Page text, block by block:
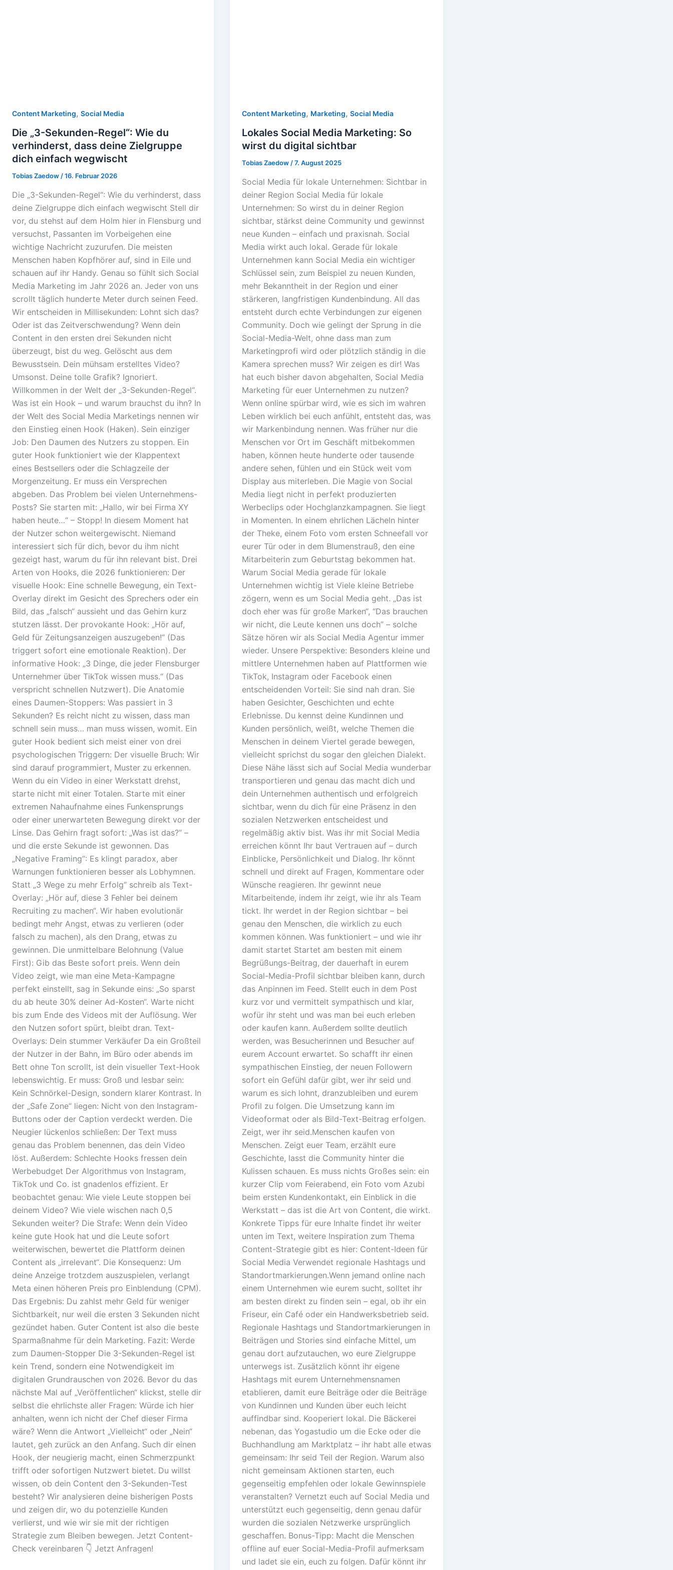
Content Marketing, Social Media
Die „3-Sekunden-Regel“: Wie du
verhinderst, dass deine Zielgruppe
dich einfach wegwischt
Tobias Zaedow/16. Februar 2026
Die „3-Sekunden-Regel“: Wie du verhinderst, dass
deine Zielgruppe dich einfach wegwischt Stell dir
vor, du stehst auf dem Holm hier in Flensburg und
versuchst, Passanten im Vorbeigehen eine
wichtige Nachricht zuzurufen. Die meisten
Menschen haben Kopfhörer auf, sind in Eile und
schauen auf ihr Handy. Genau so fühlt sich Social
Media Marketing im Jahr 2026 an. Jeder von uns
scrollt täglich hunderte Meter durch seinen Feed.
Wir entscheiden in Millisekunden: Lohnt sich das?
Oder ist das Zeitverschwendung? Wenn dein
Content in den ersten drei Sekunden nicht
überzeugt, bist du weg. Gelöscht aus dem
Bewusstsein. Dein mühsam erstelltes Video?
Umsonst. Deine tolle Grafik? Ignoriert.
Willkommen in der Welt der „3-Sekunden-Regel“.
Was ist ein Hook – und warum brauchst du ihn? In
der Welt des Social Media Marketings nennen wir
den Einstieg einen Hook (Haken). Sein einziger
Job: Den Daumen des Nutzers zu stoppen. Ein
guter Hook funktioniert wie der Klappentext
eines Bestsellers oder die Schlagzeile der
Morgenzeitung. Er muss ein Versprechen
abgeben. Das Problem bei vielen Unternehmens-
Posts? Sie starten mit: „Hallo, wir bei Firma XY
haben heute…“ – Stopp! In diesem Moment hat
der Nutzer schon weitergewischt. Niemand
interessiert sich für dich, bevor du ihm nicht
gezeigt hast, warum du für ihn relevant bist. Drei
Arten von Hooks, die 2026 funktionieren: Der
visuelle Hook: Eine schnelle Bewegung, ein Text-
Overlay direkt im Gesicht des Sprechers oder ein
Bild, das „falsch“ aussieht und das Gehirn kurz
stutzen lässt. Der provokante Hook: „Hör auf,
Geld für Zeitungsanzeigen auszugeben!“ (Das
triggert sofort eine emotionale Reaktion). Der
informative Hook: „3 Dinge, die jeder Flensburger
Unternehmer über TikTok wissen muss.“ (Das
verspricht schnellen Nutzwert). Die Anatomie
eines Daumen-Stoppers: Was passiert in 3
Sekunden? Es reicht nicht zu wissen, dass man
schnell sein muss… man muss wissen, womit. Ein
guter Hook bedient sich meist einer von drei
psychologischen Triggern: Der visuelle Bruch: Wir
sind darauf programmiert, Muster zu erkennen.
Wenn du ein Video in einer Werkstatt drehst,
starte nicht mit einer Totalen. Starte mit einer
extremen Nahaufnahme eines Funkensprungs
oder einer unerwarteten Bewegung direkt vor der
Linse. Das Gehirn fragt sofort: „Was ist das?“ –
und die erste Sekunde ist gewonnen. Das
„Negative Framing“: Es klingt paradox, aber
Warnungen funktionieren besser als Lobhymnen.
Statt „3 Wege zu mehr Erfolg“ schreib als Text-
Overlay: „Hör auf, diese 3 Fehler bei deinem
Recruiting zu machen“. Wir haben evolutionär
bedingt mehr Angst, etwas zu verlieren (oder
falsch zu machen), als den Drang, etwas zu
gewinnen. Die unmittelbare Belohnung (Value
First): Gib das Beste sofort preis. Wenn dein
Video zeigt, wie man eine Meta-Kampagne
perfekt einstellt, sag in Sekunde eins: „So sparst
du ab heute 30% deiner Ad-Kosten“. Warte nicht
bis zum Ende des Videos mit der Auflösung. Wer
den Nutzen sofort spürt, bleibt dran. Text-
Overlays: Dein stummer Verkäufer Da ein Großteil
der Nutzer in der Bahn, im Büro oder abends im
Bett ohne Ton scrollt, ist dein visueller Text-Hook
lebenswichtig. Er muss: Groß und lesbar sein:
Kein Schnörkel-Design, sondern klarer Kontrast. In
der „Safe Zone“ liegen: Nicht von den Instagram-
Buttons oder der Caption verdeckt werden. Die
Neugier lückenlos schließen: Der Text muss
genau das Problem benennen, das dein Video
löst. Außerdem: Schlechte Hooks fressen dein
Werbebudget Der Algorithmus von Instagram,
TikTok und Co. ist gnadenlos effizient. Er
beobachtet genau: Wie viele Leute stoppen bei
deinem Video? Wie viele wischen nach 0,5
Sekunden weiter? Die Strafe: Wenn dein Video
keine gute Hook hat und die Leute sofort
weiterwischen, bewertet die Plattform deinen
Content als „irrelevant“. Die Konsequenz: Um
deine Anzeige trotzdem auszuspielen, verlangt
Meta einen höheren Preis pro Einblendung (CPM).
Das Ergebnis: Du zahlst mehr Geld für weniger
Sichtbarkeit, nur weil die ersten 3 Sekunden nicht
gezündet haben. Guter Content ist also die beste
Sparmaßnahme für dein Marketing. Fazit: Werde
zum Daumen-Stopper Die 3-Sekunden-Regel ist
kein Trend, sondern eine Notwendigkeit im
digitalen Grundrauschen von 2026. Bevor du das
nächste Mal auf „Veröffentlichen“ klickst, stelle dir
selbst die ehrlichste aller Fragen: Würde ich hier
anhalten, wenn ich nicht der Chef dieser Firma
wäre? Wenn die Antwort „Vielleicht“ oder „Nein“
lautet, geh zurück an den Anfang. Such dir einen
Hook, der neugierig macht, einen Schmerzpunkt
trifft oder sofortigen Nutzwert bietet. Du willst
wissen, ob dein Content den 3-Sekunden-Test
besteht? Wir analysieren deine bisherigen Posts
und zeigen dir, wo du potenzielle Kunden
verlierst, und wie wir sie mit der richtigen
Strategie zum Bleiben bewegen. Jetzt Content-
Check vereinbaren 👇 Jetzt Anfragen!
Content Marketing, Marketing, Social Media
Lokales Social Media Marketing: So
wirst du digital sichtbar
Tobias Zaedow/7. August 2025
Social Media für lokale Unternehmen: Sichtbar in
deiner Region Social Media für lokale
Unternehmen: So wirst du in deiner Region
sichtbar, stärkst deine Community und gewinnst
neue Kunden – einfach und praxisnah. Social
Media wirkt auch lokal. Gerade für lokale
Unternehmen kann Social Media ein wichtiger
Schlüssel sein, zum Beispiel zu neuen Kunden,
mehr Bekanntheit in der Region und einer
stärkeren, langfristigen Kundenbindung. All das
entsteht durch echte Verbindungen zur eigenen
Community. Doch wie gelingt der Sprung in die
Social-Media-Welt, ohne dass man zum
Marketingprofi wird oder plötzlich ständig in die
Kamera sprechen muss? Wir zeigen es dir! Was
hat euch bisher davon abgehalten, Social Media
Marketing für euer Unternehmen zu nutzen?
Wenn online spürbar wird, wie es sich im wahren
Leben wirklich bei euch anfühlt, entsteht das, was
wir Markenbindung nennen. Was früher nur die
Menschen vor Ort im Geschäft mitbekommen
haben, können heute hunderte oder tausende
andere sehen, fühlen und ein Stück weit vom
Display aus miterleben. Die Magie von Social
Media liegt nicht in perfekt produzierten
Werbeclips oder Hochglanzkampagnen. Sie liegt
in Momenten. In einem ehrlichen Lächeln hinter
der Theke, einem Foto vom ersten Schneefall vor
eurer Tür oder in dem Blumenstrauß, den eine
Mitarbeiterin zum Geburtstag bekommen hat.
Warum Social Media gerade für lokale
Unternehmen wichtig ist Viele kleine Betriebe
zögern, wenn es um Social Media geht. „Das ist
doch eher was für große Marken“, “Das brauchen
wir nicht, die Leute kennen uns doch” – solche
Sätze hören wir als Social Media Agentur immer
wieder. Unsere Perspektive: Besonders kleine und
mittlere Unternehmen haben auf Plattformen wie
TikTok, Instagram oder Facebook einen
entscheidenden Vorteil: Sie sind nah dran. Sie
haben Gesichter, Geschichten und echte
Erlebnisse. Du kennst deine Kundinnen und
Kunden persönlich, weißt, welche Themen die
Menschen in deinem Viertel gerade bewegen,
vielleicht sprichst du sogar den gleichen Dialekt.
Diese Nähe lässt sich auf Social Media wunderbar
transportieren und genau das macht dich und
dein Unternehmen authentisch und erfolgreich
sichtbar, wenn du dich für eine Präsenz in den
sozialen Netzwerken entscheidest und
regelmäßig aktiv bist. Was ihr mit Social Media
erreichen könnt Ihr baut Vertrauen auf – durch
Einblicke, Persönlichkeit und Dialog. Ihr könnt
schnell und direkt auf Fragen, Kommentare oder
Wünsche reagieren. Ihr gewinnt neue
Mitarbeitende, indem ihr zeigt, wie ihr als Team
tickt. Ihr werdet in der Region sichtbar – bei
genau den Menschen, die wirklich zu euch
kommen können. Was funktioniert – und wie ihr
damit startet Startet am besten mit einem
Begrüßungs-Beitrag, der dauerhaft in eurem
Social-Media-Profil sichtbar bleiben kann, durch
das Anpinnen im Feed. Stellt euch in dem Post
kurz vor und vermittelt sympathisch und klar,
wofür ihr steht und was man bei euch erleben
oder kaufen kann. Außerdem sollte deutlich
werden, was Besucherinnen und Besucher auf
eurem Account erwartet. So schafft ihr einen
sympathischen Einstieg, der neuen Followern
sofort ein Gefühl dafür gibt, wer ihr seid und
warum es sich lohnt, dranzubleiben und eurem
Profil zu folgen. Die Umsetzung kann im
Videoformat oder als Bild-Text-Beitrag erfolgen.
Zeigt, wer ihr seid.Menschen kaufen von
Menschen. Zeigt euer Team, erzählt eure
Geschichte, lasst die Community hinter die
Kulissen schauen. Es muss nichts Großes sein: ein
kurzer Clip vom Feierabend, ein Foto vom Azubi
beim ersten Kundenkontakt, ein Einblick in die
Werkstatt – das ist die Art von Content, die wirkt.
Konkrete Tipps für eure Inhalte findet ihr weiter
unten im Text, weitere Inspiration zum Thema
Content-Strategie gibt es hier: Content-Ideen für
Social Media Verwendet regionale Hashtags und
Standortmarkierungen.Wenn jemand online nach
einem Unternehmen wie eurem sucht, solltet ihr
am besten direkt zu finden sein – egal, ob ihr ein
Friseur, ein Café oder ein Handwerksbetrieb seid.
Regionale Hashtags und Standortmarkierungen in
Beiträgen und Stories sind einfache Mittel, um
genau dort aufzutauchen, wo eure Zielgruppe
unterwegs ist. Zusätzlich könnt ihr eigene
Hashtags mit eurem Unternehmensnamen
etablieren, damit eure Beiträge oder die Beiträge
von Kundinnen und Kunden über euch leicht
auffindbar sind. Kooperiert lokal. Die Bäckerei
nebenan, das Yogastudio um die Ecke oder die
Buchhandlung am Marktplatz – ihr habt alle etwas
gemeinsam: Ihr seid Teil der Region. Warum also
nicht gemeinsam Aktionen starten, euch
gegenseitig empfehlen oder lokale Gewinnspiele
veranstalten? Vernetzt euch auf Social Media und
unterstützt euch gegenseitig, denn genau dafür
wurden die sozialen Netzwerke ursprünglich
geschaffen. Bonus-Tipp: Macht die Menschen
offline auf euer Social-Media-Profil aufmerksam
und ladet sie ein, euch zu folgen. Dafür könnt ihr